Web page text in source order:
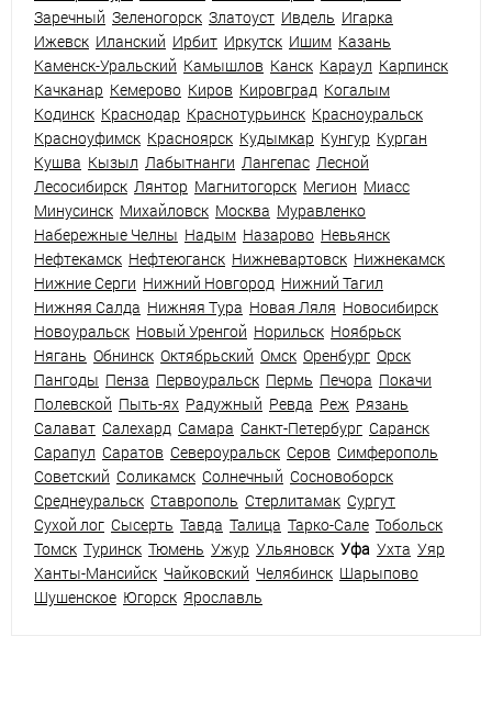
Заречный Зеленогорск Златоуст Ивдель Игарка
Ижевск Иланский Ирбит Иркутск Ишим Казань
Каменск-Уральский Камышлов Канск Караул Карпинск
Качканар Кемерово Киров Кировград Когалым
Кодинск Краснодар Краснотурьинск Красноуральск
Красноуфимск Красноярск Кудымкар Кунгур Курган
Кушва Кызыл Лабытнанги Лангепас Лесной
Лесосибирск Лянтор Магнитогорск Мегион Миасс
Минусинск Михайловск Москва Муравленко
Набережные Челны Надым Назарово Невьянск
Нефтекамск Нефтеюганск Нижневартовск Нижнекамск
Нижние Серги Нижний Новгород Нижний Тагил
Нижняя Салда Нижняя Тура Новая Ляля Новосибирск
Новоуральск Новый Уренгой Норильск Ноябрьск
Нягань Обнинск Октябрьский Омск Оренбург Орск
Пангоды Пенза Первоуральск Пермь Печора Покачи
Полевской Пыть-ях Радужный Ревда Реж Рязань
Салават Салехард Самара Санкт-Петербург Саранск
Сарапул Саратов Североуральск Серов Симферополь
Советский Соликамск Солнечный Сосновоборск
Среднеуральск Ставрополь Стерлитамак Сургут
Сухой лог Сысерть Тавда Талица Тарко-Сале Тобольск
Томск Туринск Тюмень Ужур Ульяновск Уфа Ухта Уяр
Ханты-Мансийск Чайковский Челябинск Шарыпово
Шушенское Югорск Ярославль